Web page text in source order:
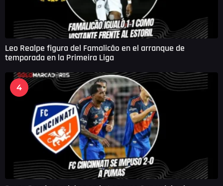
Leo Realpe figura del Famalicão en el arranque de
temporada en la Primeira Liga
4